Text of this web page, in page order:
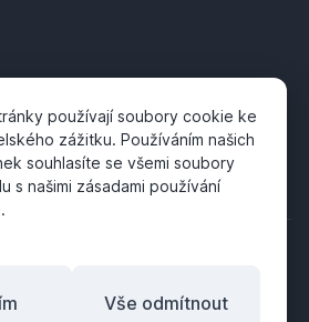
používají soubory cookie ke
zážitku. Používáním našich
souhlasíte se všemi soubory
s našimi zásadami používání
Vše odmítnout